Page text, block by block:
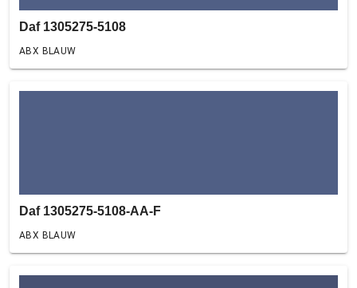
Daf 1305275-5108
ABX BLAUW
Daf 1305275-5108-AA-F
ABX BLAUW